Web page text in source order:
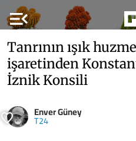
menu_open
Tanrının ışık
işaretinden
İznik Konsili
Enver Güney
T24